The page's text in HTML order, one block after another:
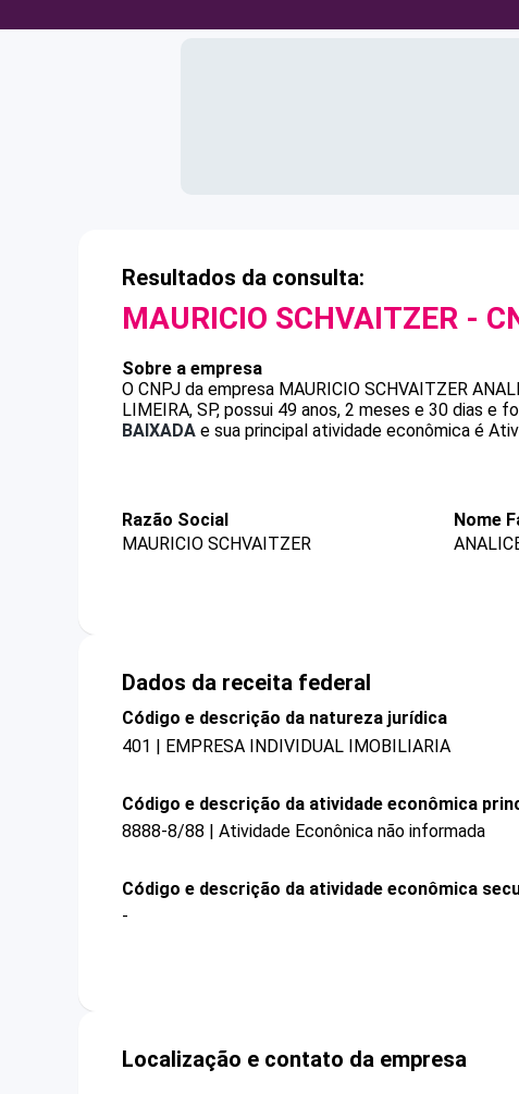
Resultados da consulta:
MAURICIO SCHVAITZER -
Sobre a empresa
O CNPJ da empresa MAURICIO SCHVAITZER
LIMEIRA, SP, possui 49 anos, 2 meses e 30 dias e
BAIXADA e sua principal atividade econômica é
Razão Social
MAURICIO SCHVAITZER
Nome
Dados da receita federal
Código e descrição da natureza jurídica
401 | EMPRESA INDIVIDUAL IMOBILIARIA
Código e descrição da atividade econômica
8888-8/88 | Atividade Econônica não informada
Código e descrição da atividade econômica
-
Localização e contato da empresa